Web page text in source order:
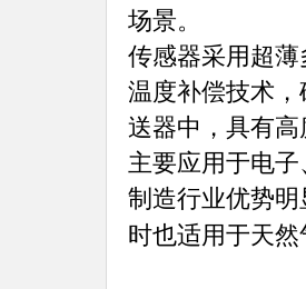
场景。
传感器采用超
温度补偿技术
送器中，具有
主要应用于电
制造行业优势
时也适用于天